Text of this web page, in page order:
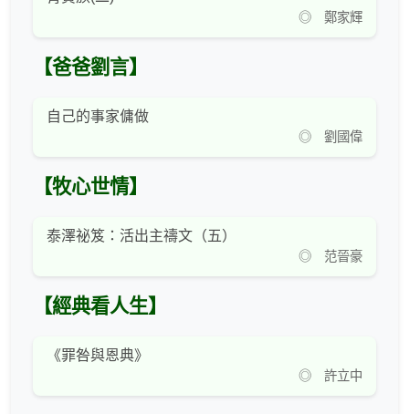
◎ 鄭家輝
【爸爸劉言】
自己的事家傭做
◎ 劉國偉
【牧心世情】
泰澤祕笈：活出主禱文（五）
◎ 范晉豪
【經典看人生】
《罪咎與恩典》
◎ 許立中